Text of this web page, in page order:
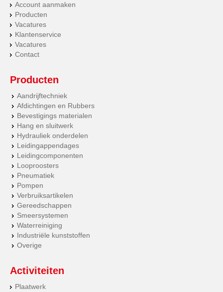
Account aanmaken
Producten
Vacatures
Klantenservice
Vacatures
Contact
Producten
Aandrijftechniek
Afdichtingen en Rubbers
Bevestigings materialen
Hang en sluitwerk
Hydrauliek onderdelen
Leidingappendages
Leidingcomponenten
Looproosters
Pneumatiek
Pompen
Verbruiksartikelen
Gereedschappen
Smeersystemen
Waterreiniging
Industriële kunststoffen
Overige
Activiteiten
Plaatwerk